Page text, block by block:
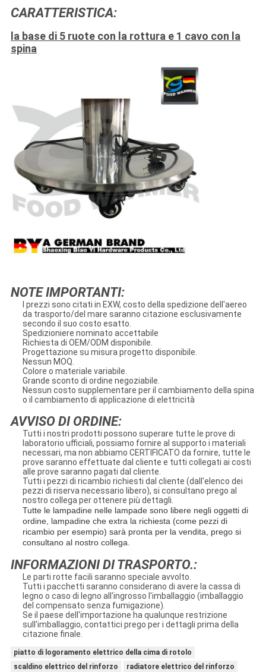
CARATTERISTICA:
la base di 5 ruote con la rottura e 1 cavo con la
spina
NOTE IMPORTANTI:
I prezzi sono citati in EXW, costo della spedizione dell'aereo
da trasporto/del mare saranno citazione esclusivamente
secondo il suo costo esatto.
Spedizioniere nominato accettabile
Richiesta di OEM/ODM disponibile.
Progettazione su misura progetto disponibile.
Nessun MOQ.
Colore o materiale variabile.
Grande sconto di ordine negoziabile.
Nessun costo supplementare per il cambiamento della spina
o il cambiamento di applicazione di elettricità
AVVISO DI ORDINE:
Tutti i nostri prodotti possono superare tutte le prove di
laboratorio ufficiali, possiamo fornire al supporto i materiali
necessari, ma non abbiamo CERTIFICATO da fornire, tutte le
prove saranno effettuate dal cliente e tutti collegati ai costi
alle prove saranno pagati dal cliente.
Tutti i pezzi di ricambio richiesti dal cliente (dall'elenco dei
pezzi di riserva necessario libero), si consultano prego al
nostro collega per ottenere più dettagli.
Tutte le lampadine nelle lampade sono libere negli oggetti di
ordine, lampadine che extra la richiesta (come pezzi di
ricambio per esempio) sarà pronta per la vendita, prego si
consultano al nostro collega.
INFORMAZIONI DI TRASPORTO.:
Le parti rotte facili saranno speciale avvolto.
Tutti i pacchetti saranno considerano di avere la cassa di
legno o caso di legno all'ingrosso l'imballaggio (imballaggio
del compensato senza fumigazione).
Se il paese dell'importazione ha qualunque restrizione
sull'imballaggio, contattici prego per i dettagli prima della
citazione finale.
piatto di logoramento elettrico della cima di rotolo
scaldino elettrico del rinforzo
radiatore elettrico del rinforzo